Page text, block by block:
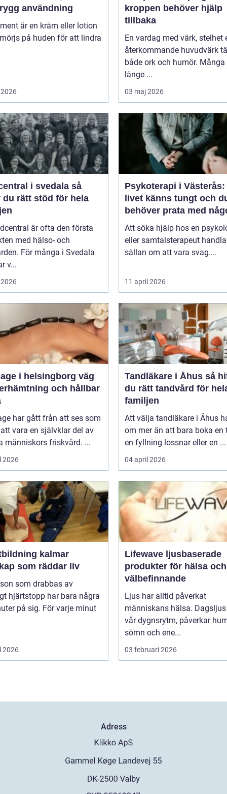
användning
är en kräm eller lotion
på huden för att lindra
kroppen behöver hjälp
tillbaka
En vardag med värk, stelhet
återkommande huvudvärk
både ork och humör. Många
länge ...
03 maj 2026
i svedala så
du rätt stöd för hela
är ofta den första
med hälso- och
För många i Svedala
v...
Psykoterapi i Västerås:
livet känns tungt och
behöver prata med
Att söka hjälp hos en
eller samtalsterapeut
sällan om att vara svag....
11 april 2026
i helsingborg väg
och hållbar
har gått från att ses som
vara en självklar del av
människors friskvård. ...
2026
Tandläkare i Åhus så hittar
du rätt tandvård för
familjen
Att välja tandläkare i Åhus
om mer än att bara boka en
en fyllning lossnar eller en ...
04 april 2026
kalmar
som räddar liv
som drabbas av
hjärtstopp har bara några
på sig. För varje minut
2026
Lifewave ljusbaserade
produkter för hälsa och
välbefinnande
Ljus har alltid påverkat
människans hälsa.
vår dygnsrytm, påverkar
sömn och ene...
03 februari 2026
Adress